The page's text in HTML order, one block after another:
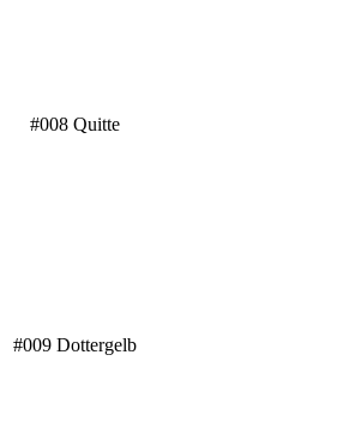
#008 Quitte
#009 Dottergelb